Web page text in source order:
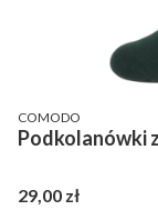
PRODUCENT
COMODO
Podkolanówki
Cena
29,00 zł